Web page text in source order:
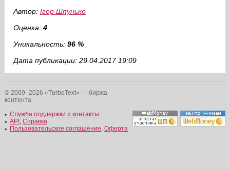
Автор: Ігор Шпунько
Оценка: 4
Уникальность: 96 %
Дата публикации: 29.04.2017 19:09
© 2009–2026 «TurboText» — биржа
контента
Служба поддержки и контакты
API , Справка
Пользовательское соглашение, Оферта